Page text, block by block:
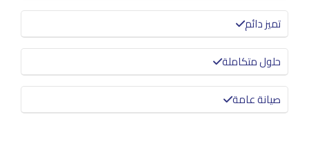
تميز دائم
حلول متكاملة
صيانة عامة